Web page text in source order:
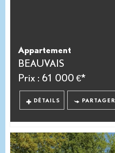
Appartement
BEAUVAIS
Prix : 61 000 €*
DÉTAILS PARTAGER